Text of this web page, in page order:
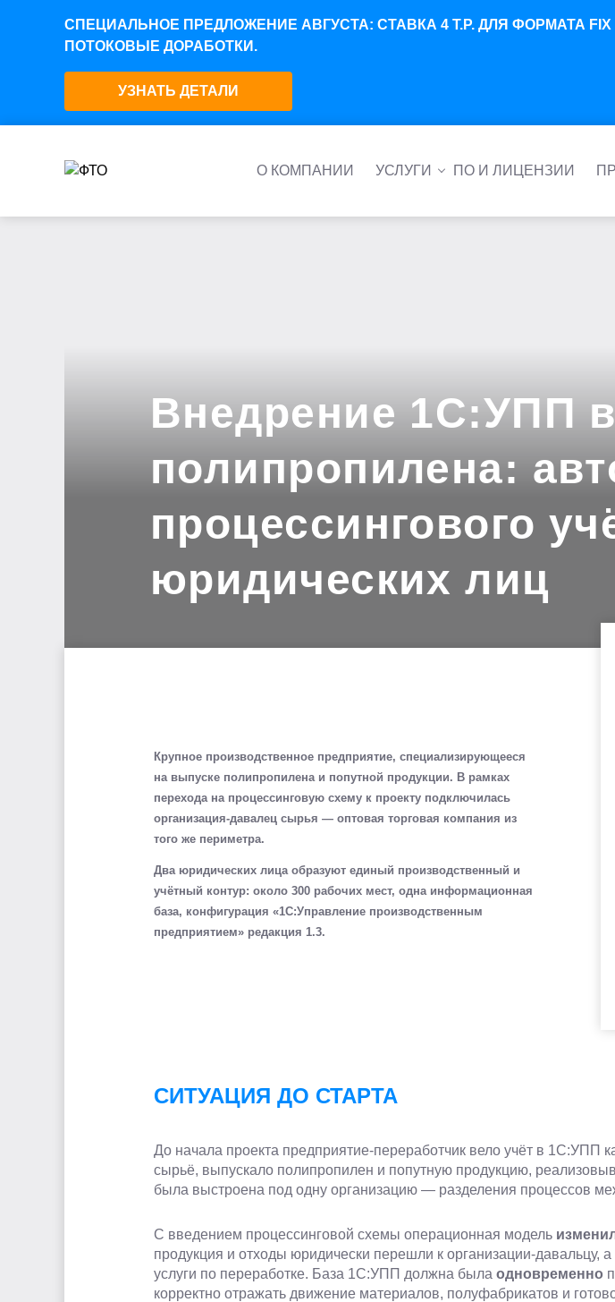
СПЕЦИАЛЬНОЕ ПРЕДЛОЖЕНИЕ АВГУСТА: СТАВКА 4 Т.Р. ДЛЯ ФОРМАТА FIX
ПОТОКОВЫЕ ДОРАБОТКИ.
УЗНАТЬ ДЕТАЛИ
О КОМПАНИИ УСЛУГИ ПО И ЛИЦЕНЗИИ
Внедрение 1С:УПП
полипропилена:
процессингового
юридических лиц
Крупное производственное предприятие, специализирующееся
на выпуске полипропилена и попутной продукции. В рамках
перехода на процессинговую схему к проекту подключилась
организация-давалец сырья — оптовая торговая компания из
того же периметра.
Два юридических лица образуют единый производственный и
учётный контур: около 300 рабочих мест, одна информационная
база, конфигурация «1С:Управление производственным
предприятием» редакция 1.3.
СИТУАЦИЯ ДО СТАРТА
До начала проекта предприятие-переработчик вело учёт в 1С:УПП
сырьё, выпускало полипропилен и попутную продукцию,
была выстроена под одну организацию — разделения процессов
С введением процессинговой схемы операционная модель
продукция и отходы юридически перешли к организации-давальцу,
услуги по переработке. База 1С:УПП должна была одновременно
корректно отражать движение материалов, полуфабрикатов и